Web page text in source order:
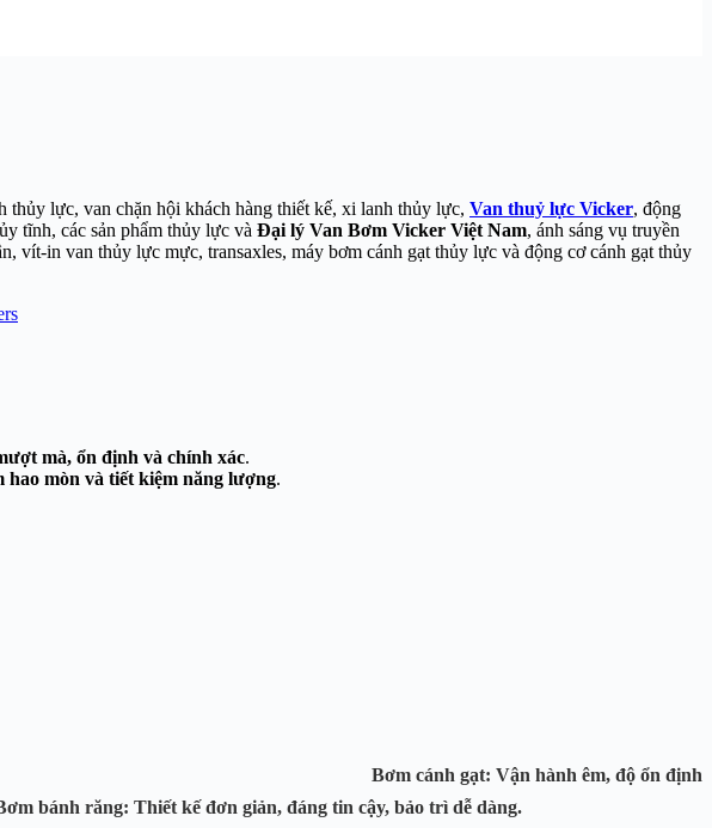
thủy lực, van chặn hội khách hàng thiết kế, xi lanh thủy lực, Van thuỷ lực Vicker, động
tĩnh, các sản phẩm thủy lực và Đại lý Van Bơm Vicker Việt Nam, ánh sáng vụ truyền
in van thủy lực mực, transaxles, máy bơm cánh gạt thủy lực và động cơ cánh gạt thủy
mà, ổn định và chính xác.
hao mòn và tiết kiệm năng lượng.
chính xác lưu lưowjng. Bơm cánh gạt: Vận hành êm, độ ổn định
bánh răng: Thiết kế đơn giản, đáng tin cậy, bảo trì dễ dàng.